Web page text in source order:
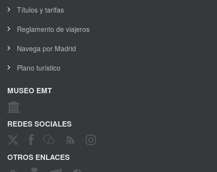
Títulos y tarifas
Reglamento de viajeros
Navega por Madrid
Plano turístico
MUSEO EMT
REDES SOCIALES
OTROS ENLACES